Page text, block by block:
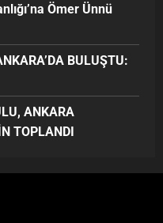
Ömer Ünnü
BULUŞTU:
ANKARA
TOPLANDI